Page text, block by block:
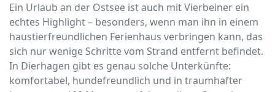
Ein Urlaub an der Ostsee ist auch mit Vierbeiner ein
echtes Highlight – besonders, wenn man ihn in einem
haustierfreundlichen Ferienhaus verbringen kann, das
sich nur wenige Schritte vom Strand entfernt befindet.
In Dierhagen gibt es genau solche Unterkünfte:
komfortabel, hundefreundlich und in traumhafter